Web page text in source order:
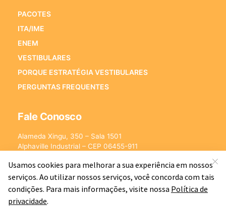
PACOTES
ITA/IME
ENEM
VESTIBULARES
PORQUE ESTRATÉGIA VESTIBULARES
PERGUNTAS FREQUENTES
Fale Conosco
Alameda Xingu, 350 – Sala 1501
Alphaville Industrial – CEP 06455-911
E-mail:[email protected]
©2026 - Estratégia Vestibulares - Cursos Online para Vestibulares.